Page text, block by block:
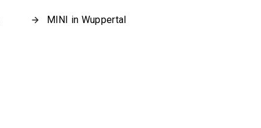
MINI in Wuppertal